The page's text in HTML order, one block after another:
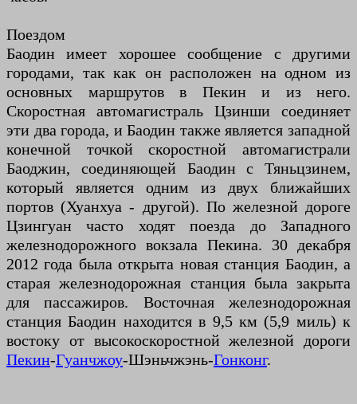
Поездом
Баодин имеет хорошее сообщение с другими
городами, так как он расположен на одном из
основных маршрутов в Пекин и из него.
Скоростная автомагистраль Цзинши соединяет
эти два города, и Баодин также является западной
конечной точкой скоростной автомагистрали
Баоджин, соединяющей Баодин с Тяньцзинем,
который является одним из двух ближайших
портов (Хуанхуа - другой). По железной дороге
Цзингуан часто ходят поезда до Западного
железнодорожного вокзала Пекина. 30 декабря
2012 года была открыта новая станция Баодин, а
старая железнодорожная станция была закрыта
для пассажиров. Восточная железнодорожная
станция Баодин находится в 9,5 км (5,9 миль) к
востоку от высокоскоростной железной дороги
Пекин-Гуанчжоу-Шэньчжэнь-Гонконг.